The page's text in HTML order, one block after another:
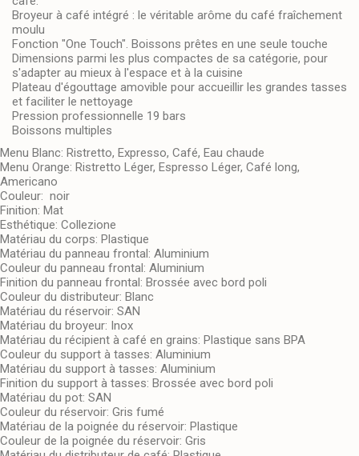
Broyeur à café intégré : le véritable arôme du café fraîchement
moulu
Fonction "One Touch". Boissons prêtes en une seule touche
Dimensions parmi les plus compactes de sa catégorie, pour
s'adapter au mieux à l'espace et à la cuisine
Plateau d'égouttage amovible pour accueillir les grandes tasses
et faciliter le nettoyage
Pression professionnelle 19 bars
Boissons multiples
Menu Blanc: Ristretto, Expresso, Café, Eau chaude
Menu Orange: Ristretto Léger, Espresso Léger, Café long,
Americano
Couleur: noir
Finition: Mat
Esthétique: Collezione
Matériau du corps: Plastique
Matériau du panneau frontal: Aluminium
Couleur du panneau frontal: Aluminium
Finition du panneau frontal: Brossée avec bord poli
Couleur du distributeur: Blanc
Matériau du réservoir: SAN
Matériau du broyeur: Inox
Matériau du récipient à café en grains: Plastique sans BPA
Couleur du support à tasses: Aluminium
Matériau du support à tasses: Aluminium
Finition du support à tasses: Brossée avec bord poli
Matériau du pot: SAN
Couleur du réservoir: Gris fumé
Matériau de la poignée du réservoir: Plastique
Couleur de la poignée du réservoir: Gris